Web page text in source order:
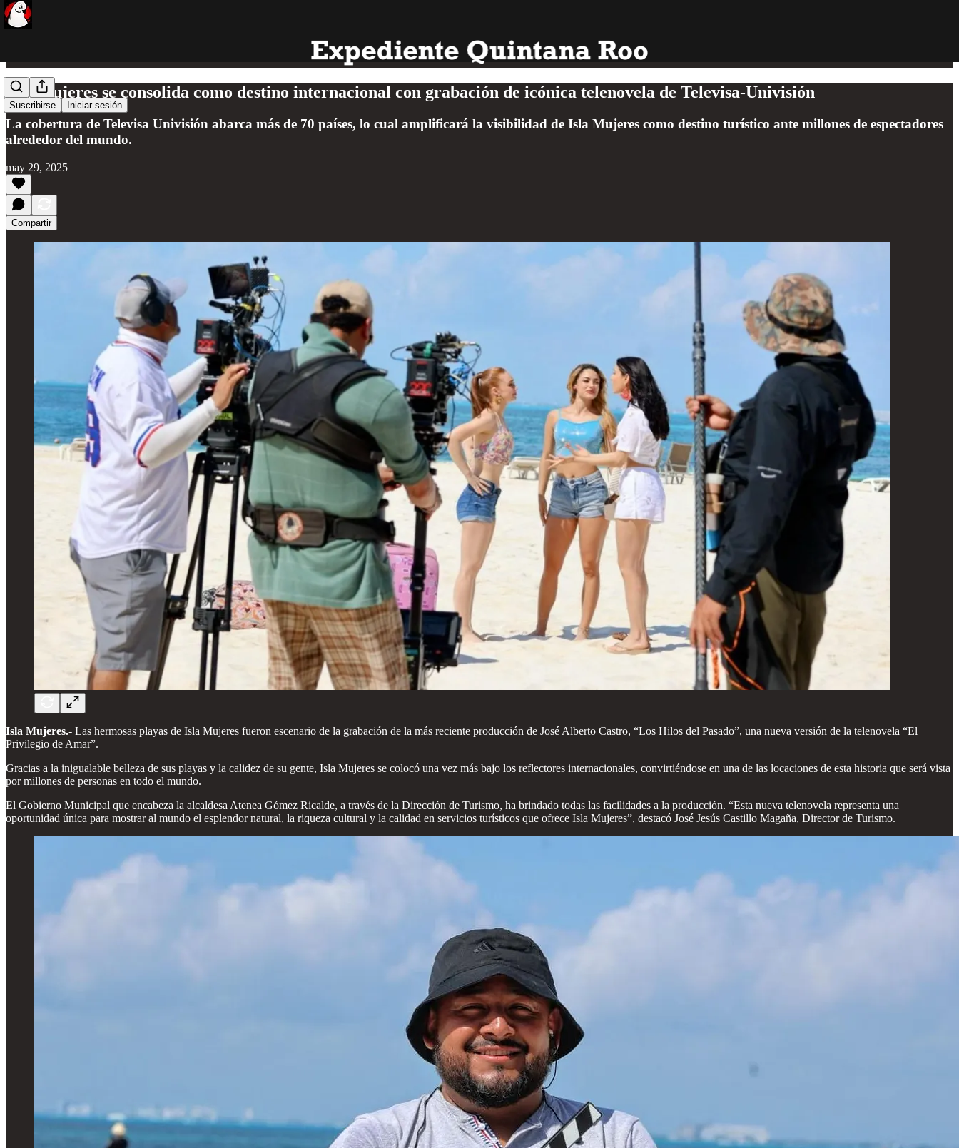
Suscribirse Iniciar sesión
Isla Mujeres se consolida como destino internacional con grabación de icónica telenovela de Televisa-Univisión
La cobertura de Televisa Univisión abarca más de 70 países, lo cual amplificará la visibilidad de Isla Mujeres como destino turístico ante millones de espectadores
alrededor del mundo.
may 29, 2025
Compartir
Isla Mujeres.- Las hermosas playas de Isla Mujeres fueron escenario de la grabación de la más reciente producción de José Alberto Castro, “Los Hilos del Pasado”, una nueva versión de la telenovela “El
Privilegio de Amar”.
Gracias a la inigualable belleza de sus playas y la calidez de su gente, Isla Mujeres se colocó una vez más bajo los reflectores internacionales, convirtiéndose en una de las locaciones de esta historia que será vista
por millones de personas en todo el mundo.
El Gobierno Municipal que encabeza la alcaldesa Atenea Gómez Ricalde, a través de la Dirección de Turismo, ha brindado todas las facilidades a la producción. “Esta nueva telenovela representa una
oportunidad única para mostrar al mundo el esplendor natural, la riqueza cultural y la calidad en servicios turísticos que ofrece Isla Mujeres”, destacó José Jesús Castillo Magaña, Director de Turismo.